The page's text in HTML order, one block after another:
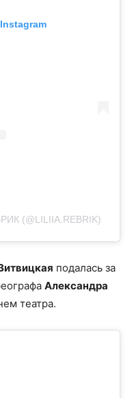
(@LILIIA.REBRIK)
подалась за
Александра
театра.